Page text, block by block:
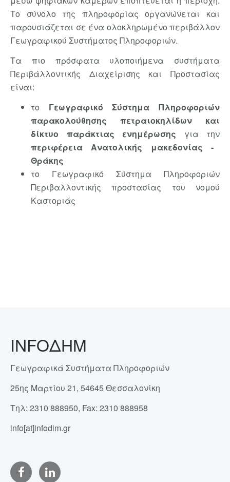
Το σύνολο της πληροφορίας οργανώνεται και
παρουσιάζεται σε ένα ολοκληρωμένο περιβάλλον
Γεωγραφικού Συστήματος Πληροφοριών.
Τα πιο πρόσφατα υλοποιήμενα συστήματα
Περιβάλλοντικής Διαχείρισης και Προστασίας
είναι:
το Γεωγραφικό Σύστημα Πληροφοριών
παρακολούθησης πετραιοκηλίδων και
δίκτυο παράκτιας ενημέρωσης για την
περιφέρεια Ανατολικής μακεδονίας -
Θράκης
το Γεωγραφικό Σύστημα Πληροφοριών
Περιβαλλοντικής προστασίας του νομού
Καστοριάς
INFOΔΗΜ
Γεωγραφικά Συστήματα Πληροφοριών
25ης Μαρτίου 21, 54645 Θεσσαλονίκη
Τηλ: 2310 888950, Fax: 2310 888958
info[at]infodim.gr